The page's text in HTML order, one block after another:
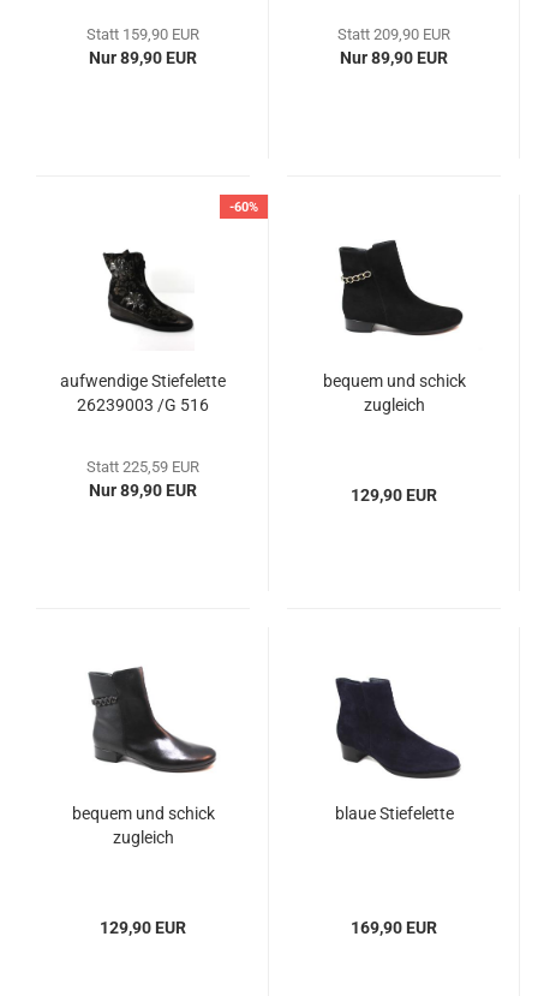
Statt 159,90 EUR
Nur 89,90 EUR
Statt 209,90 EUR
Nur 89,90 EUR
-60%
aufwendige Stiefelette
26239003 /G 516
Statt 225,59 EUR
Nur 89,90 EUR
bequem und schick
zugleich
129,90 EUR
bequem und schick
zugleich
129,90 EUR
blaue Stiefelette
169,90 EUR